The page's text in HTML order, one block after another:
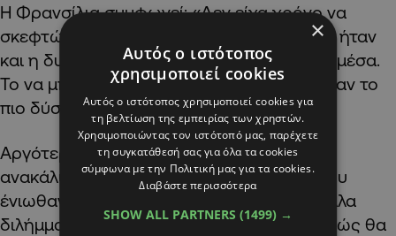
Η Φρανσίλια συμφωνεί: «Δεν είχα χρόνο να
σκεφτώ τίποτα άλλο πέρα από αυτό. Αυτή ήταν
και η δυσκολία του να αφήσω τη ζωή εκεί μέσα.
Το να μπω ήταν πολύ εύκολο, το να βγω ήταν το
πιο δύσκολο πράγμα που αντιμετώπισα».
Αργότερα, όταν πήγαν να ζήσουν μαζί και
ανακάλυψαν τα ερωτικά συναισθήματα που
ένιωθαν η μία για την άλλη, προέκυψαν άλλα
διλήμματα θρησκευτικής φύσεως για το πώς θα
×
Αυτός ο ιστότοπος
χρησιμοποιεί cookies
Αυτός ο ιστότοπος χρησιμοποιεί cookies για
τη βελτίωση της εμπειρίας των χρηστών.
Χρησιμοποιώντας τον ιστότοπό μας, παρέχετε
τη συγκατάθεσή σας για όλα τα cookies
σύμφωνα με την Πολιτική μας για τα cookies.
Διαβάστε περισσότερα
SHOW ALL PARTNERS (1499) →